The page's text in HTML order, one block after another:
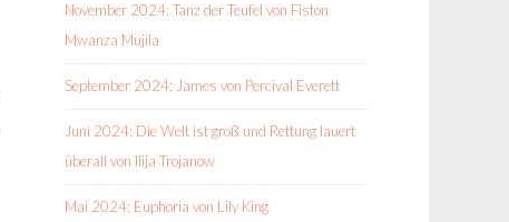
November 2024: Tanz der Teufel von Fiston
Mwanza Mujila
September 2024: James von Percival Everett
Juni 2024: Die Welt ist groß und Rettung lauert
überall von Ilija Trojanow
Mai 2024: Euphoria von Lily King